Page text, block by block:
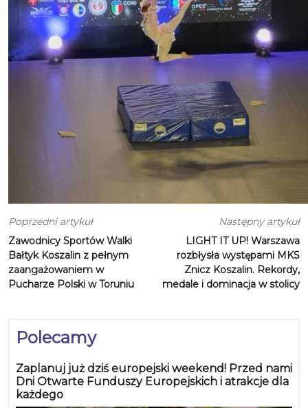
Polecamy
Zaplanuj już dziś europejski weekend! Przed nami
Dni Otwarte Funduszy Europejskich i atrakcje dla
każdego
Poprzedni artykuł
Zawodnicy Sportów Walki
Bałtyk Koszalin z pełnym
zaangażowaniem w
Pucharze Polski w Toruniu
Następny artykuł
LIGHT IT UP! Warszawa
rozbłysła występami MKS
Znicz Koszalin. Rekordy,
medale i dominacja w stolicy